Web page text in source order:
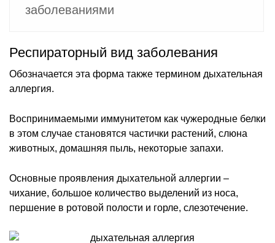
заболеваниями
Респираторный вид заболевания
Обозначается эта форма также термином дыхательная
аллергия.
Воспринимаемыми иммунитетом как чужеродные белки
в этом случае становятся частички растений, слюна
животных, домашняя пыль, некоторые запахи.
Основные проявления дыхательной аллергии –
чихание, большое количество выделений из носа,
першение в ротовой полости и горле, слезотечение.